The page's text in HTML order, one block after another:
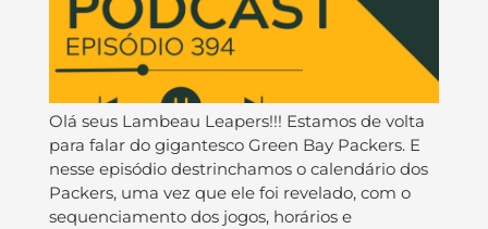
Olá seus Lambeau Leapers!!! Estamos de volta
para falar do gigantesco Green Bay Packers. E
nesse episódio destrinchamos o calendário dos
Packers, uma vez que ele foi revelado, com o
sequenciamento dos jogos, horários e